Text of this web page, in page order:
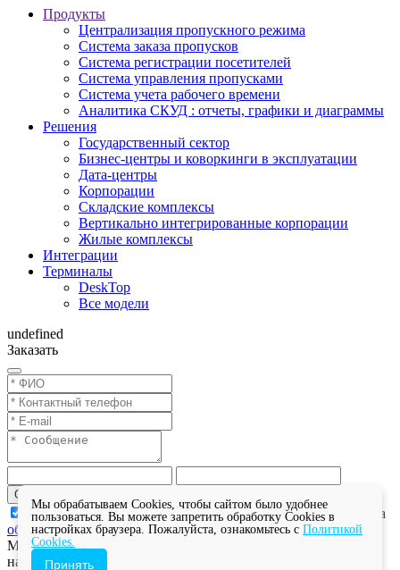
Продукты
Централизация пропускного режима
Система заказа пропусков
Система регистрации посетителей
Система управления пропусками
Система учета рабочего времени
Аналитика СКУД : отчеты, графики и диаграммы
Решения
Государственный сектор
Бизнес-центры и коворкинги в эксплуатации
Дата-центры
Корпорации
Складские комплексы
Вертикально интегрированные корпорации
Жилые комплексы
Интеграции
Терминалы
DeskTop
Все модели
undefined
Заказать
Отправить
Нажимая на кнопку "Отправить", вы даете разрешение на
обработку персональных данных
Мы ответим как можно скорее. Спасибо, что обратились к
нам!
Мы обрабатываем Cookies, чтобы сайтом было удобнее
пользоваться. Вы можете запретить обработку Cookies в
настройках браузера. Пожалуйста, ознакомьтесь с Политикой
Cookies.
Принять